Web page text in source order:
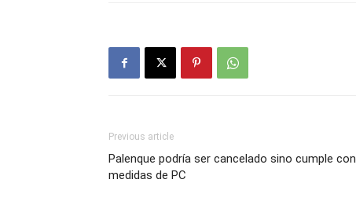
Previous article
Palenque podría ser cancelado sino cumple con
medidas de PC